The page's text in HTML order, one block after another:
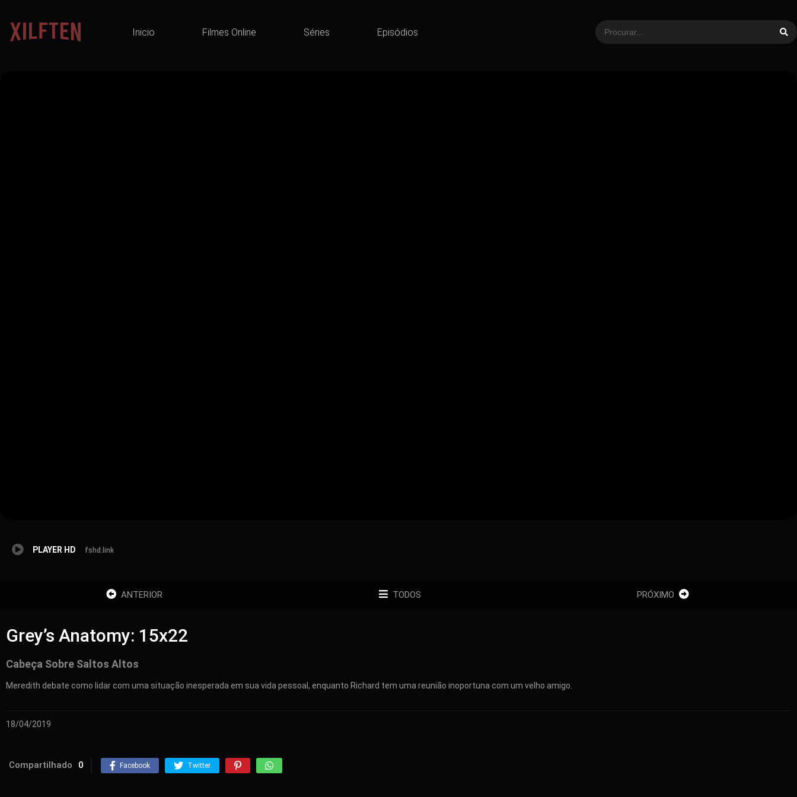
Inicio Filmes Online Séries Episódios
PLAYER HD fshd.link
ANTERIOR TODOS PRÓXIMO
Grey’s Anatomy: 15x22
Cabeça Sobre Saltos Altos
Meredith debate como lidar com uma situação inesperada em sua vida pessoal, enquanto Richard tem uma reunião inoportuna com um velho amigo.
18/04/2019
Compartilhado 0 Facebook Twitter